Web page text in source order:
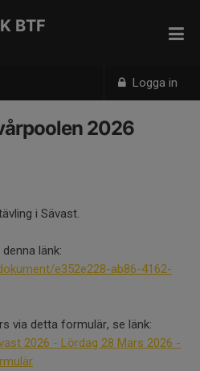
Logga in
BTF
2026
i Sävast.
länk:
e352e228-ab86-4162-
via detta formulär, se länk:
2026 - Lördag 28 Mars 2026 -